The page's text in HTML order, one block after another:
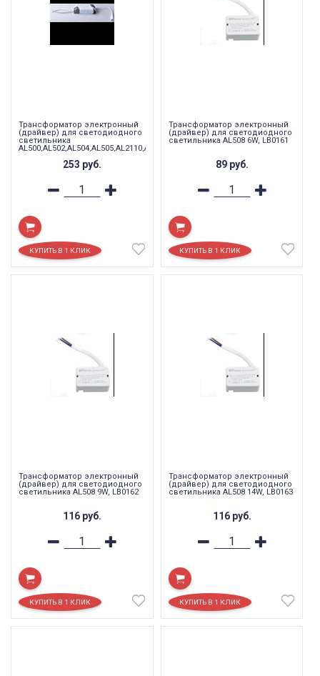
Трансформатор электронный
(драйвер) для светодиодного
светильника
AL500,AL502,AL504,AL505,AL2110,AL2111
253 руб.
Трансформатор электронный
(драйвер) для светодиодного
светильника AL508 6W, LB0161
89 руб.
Трансформатор электронный
(драйвер) для светодиодного
светильника AL508 9W, LB0162
116 руб.
Трансформатор электронный
(драйвер) для светодиодного
светильника AL508 14W, LB0163
116 руб.